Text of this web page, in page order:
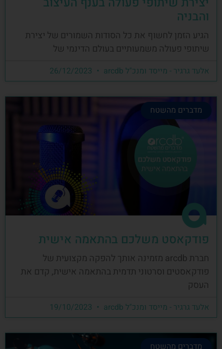
והבניה
הגיע הזמן לחשוף את כל הסודות השמורים של יצירת
שיתופי פעולה משמעותיים בעולם הדינמי של
אלעד גרגיר - מייסד ומנכ"ל arcdb
מדברים מהשטח
פודקאסט משלכם בהתאמה אישית
חברת arcdb מזמינה אותך להפקה מקצועית של
פודקאסטים וסרטוני תדמית בהתאמה אישית, קדם את
העסק
אלעד גרגיר - מייסד ומנכ"ל arcdb